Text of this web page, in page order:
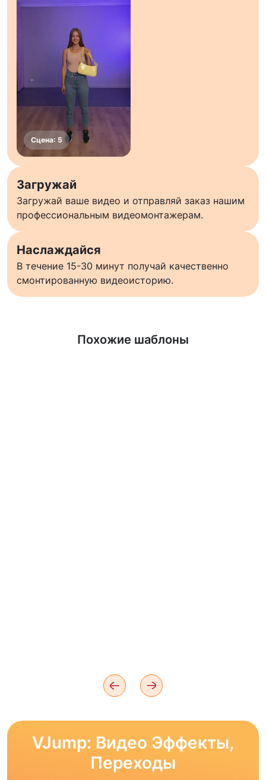
Загружай
Загружай ваше видео и отправляй заказ нашим
профессиональным видеомонтажерам.
Наслаждайся
В течение 15-30 минут получай качественно
смонтированную видеоисторию.
Похожие шаблоны
Узнать больше
VJump: Видео Эффекты,
Переходы